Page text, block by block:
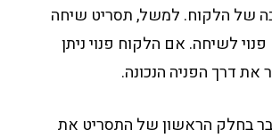
של הלקוח. למשל, תסריט שיחה
לשיחה. אם הלקוח פנוי ניתן
את דרך הפניה הנכונה.
בחלק הראשון של התסריט את